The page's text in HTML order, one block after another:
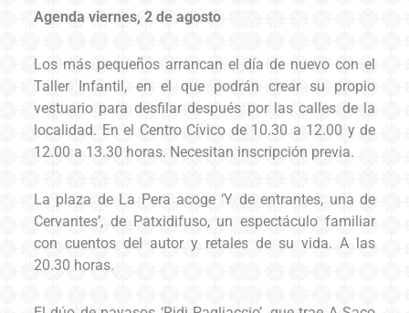
Agenda viernes, 2 de agosto
Los más pequeños arrancan el día de nuevo con el
Taller Infantil, en el que podrán crear su propio
vestuario para desfilar después por las calles de la
localidad. En el Centro Cívico de 10.30 a 12.00 y de
12.00 a 13.30 horas. Necesitan inscripción previa.
La plaza de La Pera acoge ‘Y de entrantes, una de
Cervantes’, de Patxidifuso, un espectáculo familiar
con cuentos del autor y retales de su vida. A las
20.30 horas.